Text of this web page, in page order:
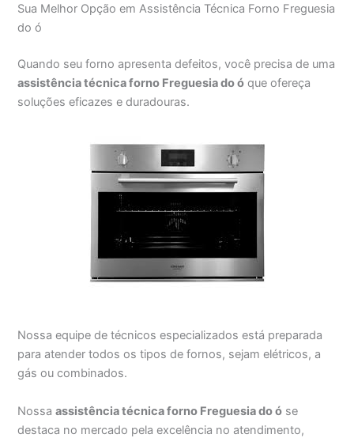
Sua Melhor Opção em Assistência Técnica Forno Freguesia
do ó
Quando seu forno apresenta defeitos, você precisa de uma
assistência técnica forno Freguesia do ó que ofereça
soluções eficazes e duradouras.
Nossa equipe de técnicos especializados está preparada
para atender todos os tipos de fornos, sejam elétricos, a
gás ou combinados.
Nossaassistência técnica forno Freguesia do ó se
destaca no mercado pela excelência no atendimento,